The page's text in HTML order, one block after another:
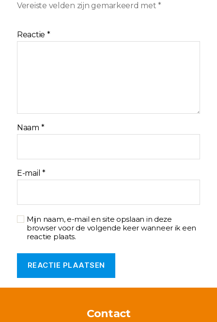
Vereiste velden zijn gemarkeerd met*
Reactie *
Naam *
E-mail*
Mijn naam, e-mail en site opslaan in deze
browser voor de volgende keer wanneer ik een
reactie plaats.
Contact